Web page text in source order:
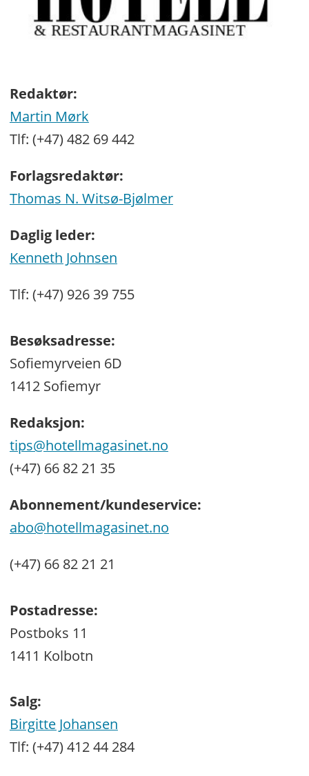
Redaktør:
Martin Mørk
Tlf: (+47) 482 69 442
Forlagsredaktør:
Thomas N. Witsø-Bjølmer
Daglig leder:
Kenneth Johnsen
Tlf: (+47) 926 39 755
Besøksadresse:
Sofiemyrveien 6D
1412 Sofiemyr
Redaksjon:
tips@hotellmagasinet.no
(+47) 66 82 21 35
Abonnement/kundeservice:
abo@hotellmagasinet.no
(+47) 66 82 21 21
Postadresse:
Postboks 11
1411 Kolbotn
Salg:
Birgitte Johansen
Tlf: (+47) 412 44 284